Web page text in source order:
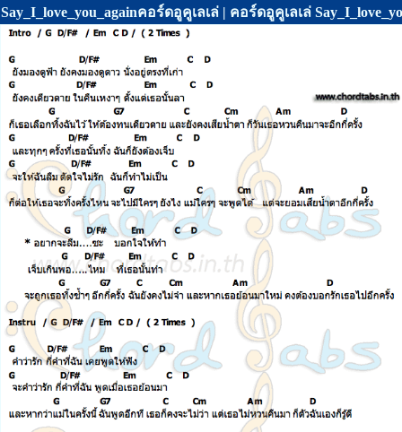
Say_I_love_you_againคอร์ดอูคูเลเล่ | คอร์ดอูคูเลเล่